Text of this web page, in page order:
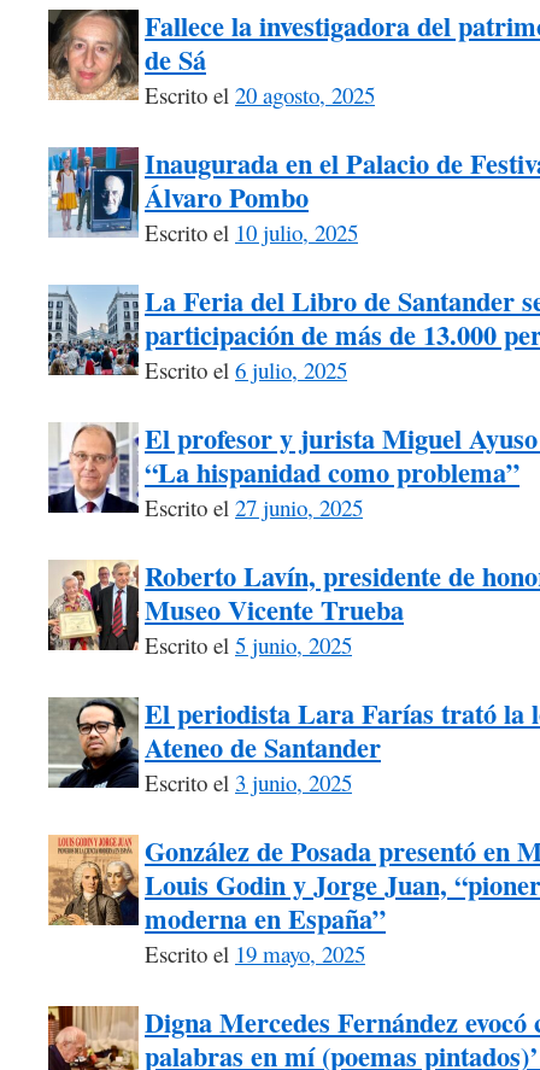
Fallece la investigadora del
de Sá
Escrito el 20 agosto, 2025
Inaugurada en el Palacio de
Álvaro Pombo
Escrito el 10 julio, 2025
La Feria del Libro de Santander
participación de más de 13.000
Escrito el 6 julio, 2025
El profesor y jurista Miguel
“La hispanidad como problema”
Escrito el 27 junio, 2025
Roberto Lavín, presidente de
Museo Vicente Trueba
Escrito el 5 junio, 2025
El periodista Lara Farías trató la
Ateneo de Santander
Escrito el 3 junio, 2025
González de Posada presentó en
Louis Godin y Jorge Juan,
moderna en España”
Escrito el 19 mayo, 2025
Digna Mercedes Fernández evocó
palabras en mí (poemas